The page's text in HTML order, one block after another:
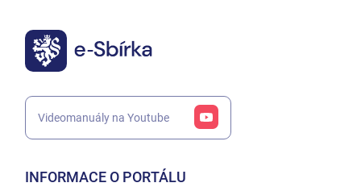
Videomanuály na Youtube
INFORMACE O PORTÁLU